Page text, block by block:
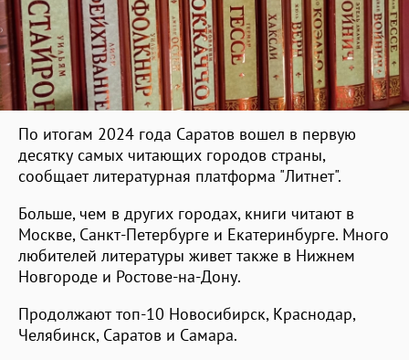
По итогам 2024 года Саратов вошел в первую
десятку самых читающих городов страны,
сообщает литературная платформа "Литнет".
Больше, чем в других городах, книги читают в
Москве, Санкт-Петербурге и Екатеринбурге. Много
любителей литературы живет также в Нижнем
Новгороде и Ростове-на-Дону.
Продолжают топ-10 Новосибирск, Краснодар,
Челябинск, Саратов и Самара.